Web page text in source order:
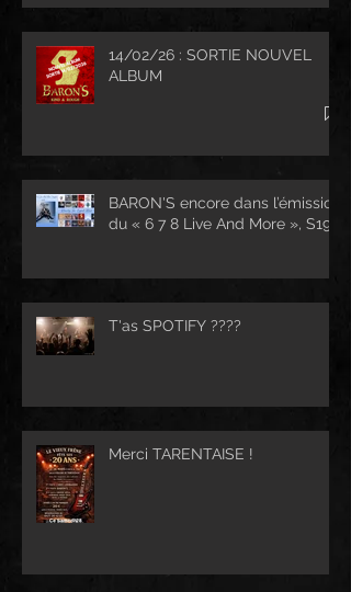
14/02/26 : SORTIE NOUVEL
ALBUM
BARON'S encore dans l’émission
du « 6 7 8 Live And More », S19...
T'as SPOTIFY ????
Merci TARENTAISE !